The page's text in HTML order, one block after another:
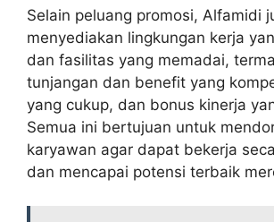
Selain peluang promosi, Alfamidi
menyediakan lingkungan kerja
dan fasilitas yang memadai,
tunjangan dan benefit yang
yang cukup, dan bonus kinerja
Semua ini bertujuan untuk
karyawan agar dapat bekerja
dan mencapai potensi terbaik